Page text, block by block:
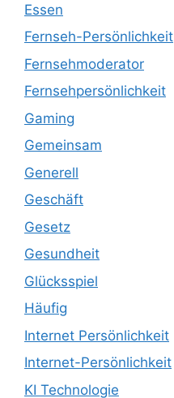
Essen
Fernseh-Persönlichkeit
Fernsehmoderator
Fernsehpersönlichkeit
Gaming
Gemeinsam
Generell
Geschäft
Gesetz
Gesundheit
Glücksspiel
Häufig
Internet Persönlichkeit
Internet-Persönlichkeit
KI Technologie